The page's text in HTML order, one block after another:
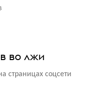
во лжи
страницах соцсети